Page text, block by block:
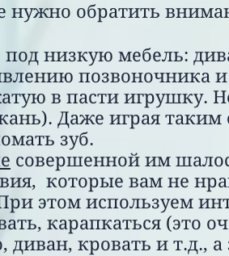
нужно обратить
низкую мебель:
позвоночника
в пасти игрушку.
Даже играя таким
зуб.
совершенной им
которые вам не
этом используем
карапкаться (это
кровать и т.д., а